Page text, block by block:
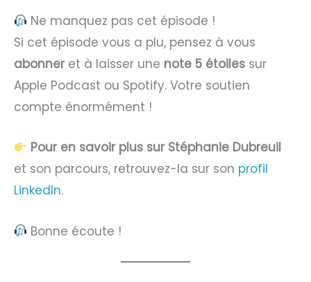
Ne manquez pas cet épisode !
Si cet épisode vous a plu, pensez à vous
abonneret à laisser une note 5 étoiles sur
Apple Podcast ou Spotify. Votre soutien
compte énormément !
Pour en savoir plus sur Stéphanie Dubreuil
et son parcours, retrouvez-la sur son profil
LinkedIn.
Bonne écoute !